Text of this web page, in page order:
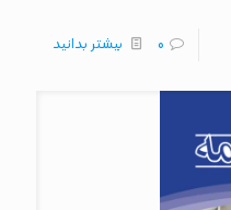
0 بیشتر بدانید